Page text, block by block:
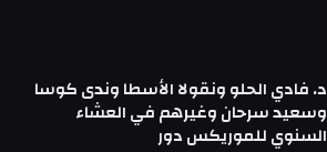
د. فادي الحلو ونقولا الأسطا وندى كوسا
وسعيد سرحان وغيرهم في العشاء
السنوي للموريكس دور